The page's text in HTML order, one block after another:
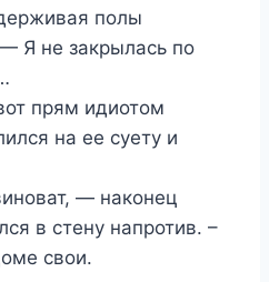
полы
Я не закрылась по
прям идиотом
на ее суету и
— наконец
в стену напротив. –
свои.